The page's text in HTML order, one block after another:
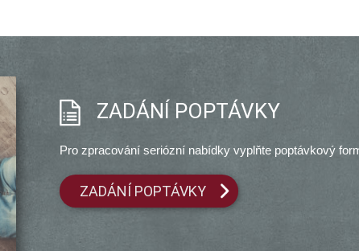
ZADÁNÍ POPTÁVKY
Pro zpracování seriózní nabídky vyplňte poptávkový
ZADÁNÍ POPTÁVKY